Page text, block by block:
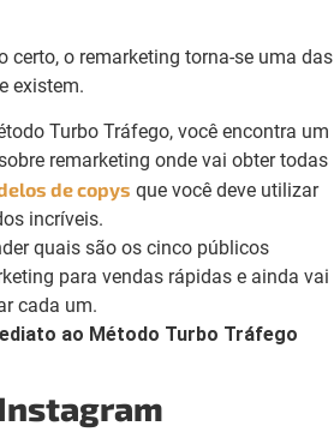
certo, o remarketing torna-se uma das
existem.
Turbo Tráfego, você encontra um
remarketing onde vai obter todas
de copys que você deve utilizar
incríveis.
quais são os cinco públicos
para vendas rápidas e ainda vai
cada um.
ao Método Turbo Tráfego